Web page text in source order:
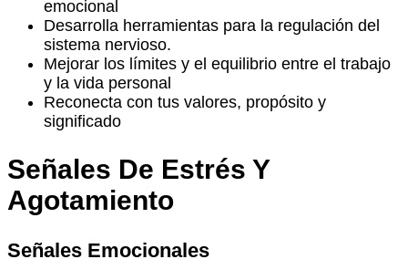
emocional
Desarrolla herramientas para la regulación del
sistema nervioso.
Mejorar los límites y el equilibrio entre el trabajo
y la vida personal
Reconecta con tus valores, propósito y
significado
Señales De Estrés Y
Agotamiento
Señales Emocionales